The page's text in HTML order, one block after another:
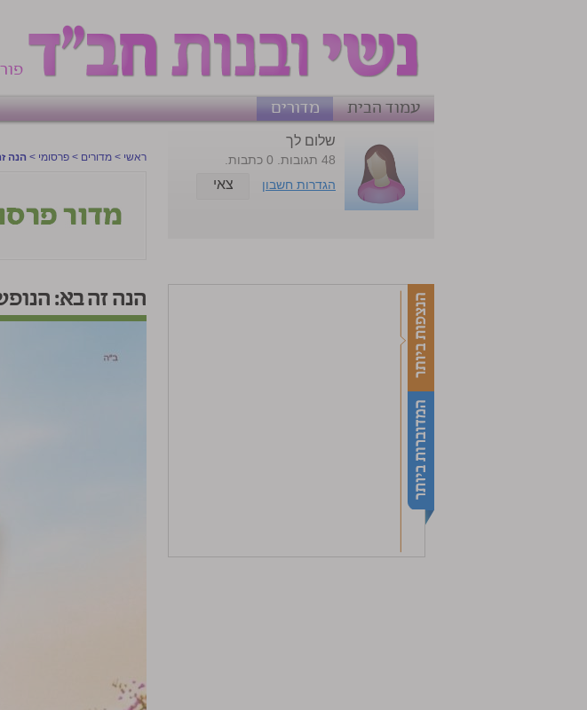
עמוד הבית
מדורים
ראשי > מדורים > פרסומי > הנה
הנה זה בא:
שלום לך
48 תגובות. 0 כתבות.
הגדרות חשבון
צאי